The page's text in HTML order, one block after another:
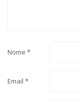
Nome *
Email *